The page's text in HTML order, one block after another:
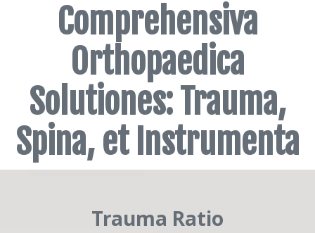
Comprehensiva
Orthopaedica
Solutiones: Trauma,
Spina, et Instrumenta
Trauma Ratio